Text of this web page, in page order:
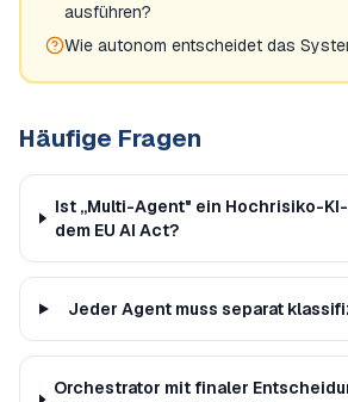
ausführen?
Wie autonom entscheidet das
Häufige Fragen
Ist „Multi-Agent" ein Hochrisiko-
dem EU AI Act?
Jeder Agent muss separat
Orchestrator mit finaler